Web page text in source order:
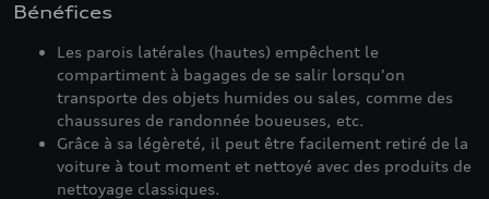
Bénéfices
Les parois latérales (hautes) empêchent le
compartiment à bagages de se salir lorsqu'on
transporte des objets humides ou sales, comme des
chaussures de randonnée boueuses, etc.
Grâce à sa légèreté, il peut être facilement retiré de la
voiture à tout moment et nettoyé avec des produits de
nettoyage classiques.